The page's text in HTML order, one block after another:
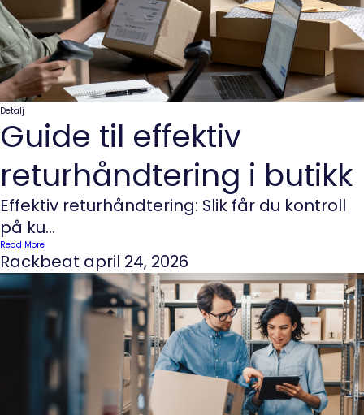
Detalj
Guide til effektiv
returhåndtering i butikk
Effektiv returhåndtering: Slik får du kontroll
på ku...
Read More
Rackbeat april 24, 2026